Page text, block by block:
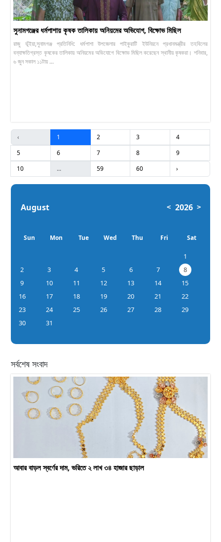
সুনামগঞ্জের ধর্মপাশায় কৃষক তালিকায় অনিয়মের অভিযোগ, বিক্ষোভ মিছিল
রাজু ভূঁইয়া,সুনামগঞ্জ প্রতিনিধি: ধর্মপাশা উপজেলার পাইকুরাটি ইউনিয়নে প্রধানমন্ত্রীর তহবিলের
বন্যাক্ষতিগ্রস্ত কৃষকের তালিকায় অনিয়মের অভিযোগে বিক্ষোভ মিছিল করেছেন স্থানীয় কৃষকরা। শনিবার,
৬ জুন সকাল ১১টায় ...
‹ 1 2 3
4
5
6 7 8
9
10
... 59 60 ›
August < 2026 >
Sun Mon Tue Wed Thu Fri Sat
1
2
3 4 5 6 7
8
9
10 11 12 13 14
15
16
17 18 19 20 21
22
23
24 25 26 27 28
29
30
31
সর্বশেষ সংবাদ
আবার বাড়ল স্বর্ণের দাম, ভরিতে ২ লাখ ৩৪ হাজার ছাড়াল